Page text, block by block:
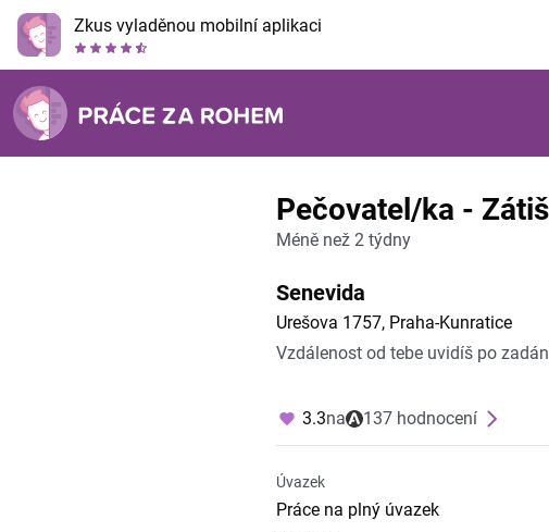
Zkus vyladěnou mobilní aplikaci
Pečovatel/ka -
Méně než 2 týdny
Senevida
Urešova 1757, Praha-Kunratice
Vzdálenost od tebe uvidíš po
3.3na 137 hodnocení
Úvazek
Práce na plný úvazek